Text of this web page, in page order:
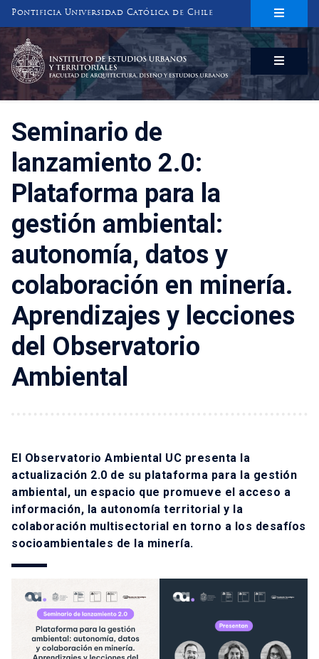
Pontificia Universidad Católica de Chile
INSTITUTO DE ESTUDIOS URBANOS
Y TERRITORIALES
FACULTAD DE ARQUITECTURA, DISEÑO Y ESTUDIOS URBANOS
Seminario de
lanzamiento 2.0:
Plataforma para la
gestión ambiental:
autonomía, datos y
colaboración en minería.
Aprendizajes y lecciones
del Observatorio
Ambiental
El Observatorio Ambiental UC presenta la
actualización 2.0 de su plataforma para la gestión
ambiental, un espacio que promueve el acceso a
información, la autonomía territorial y la
colaboración multisectorial en torno a los desafíos
socioambientales de la minería.